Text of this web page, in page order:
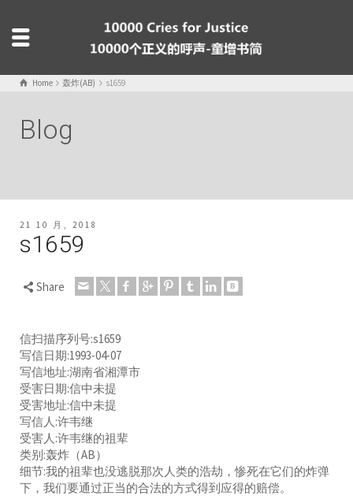
Home 轰炸(AB) s1659
Blog
21 10 月, 2018
s1659
Share
信扫描序列号:s1659
写信日期:1993-04-07
写信地址:湖南省湘潭市
受害日期:信中未提
受害地址:信中未提
写信人:许韦继
受害人:许韦继的祖辈
类别:轰炸（AB）
细节:我的祖辈也没逃脱那次人类的浩劫，惨死在它们的炸弹
下，我们要通过正当的合法的方式得到应得的赔偿。